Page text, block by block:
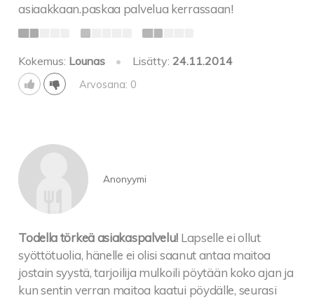
asiaakkaan.paskaa palvelua kerrassaan!
Kokemus: Lounas • Lisätty: 24.11.2014
Arvosana: 0
Anonyymi
Todella törkeä asiakaspalvelu! Lapselle ei ollut
syöttötuolia, hänelle ei olisi saanut antaa maitoa
jostain syystä, tarjoilija mulkoili pöytään koko ajan ja
kun sentin verran maitoa kaatui pöydälle, seurasi